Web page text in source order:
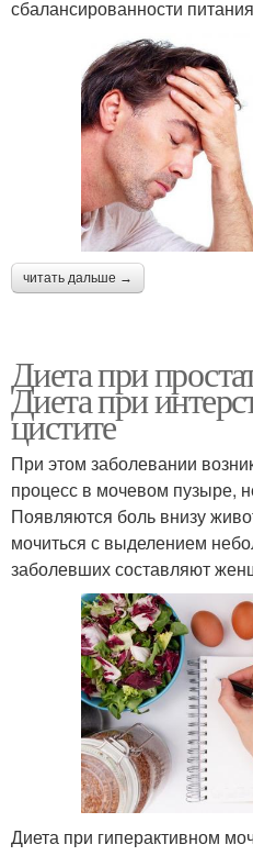
сбалансированности
читать дальше →
Диета при
Диета при
цистите
При этом заболевании
процесс в мочевом пузыре,
Появляются боль внизу
мочиться с выделением
заболевших составляют
Диета при гиперактивном